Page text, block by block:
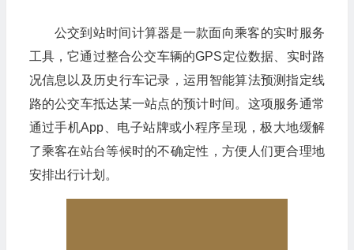
公交到站时间计算器是一款面向乘客的实时服务
工具，它通过整合公交车辆的GPS定位数据、实时路
况信息以及历史行车记录，运用智能算法预测指定线
路的公交车抵达某一站点的预计时间。这项服务通常
通过手机App、电子站牌或小程序呈现，极大地缓解
了乘客在站台等候时的不确定性，方便人们更合理地
安排出行计划。